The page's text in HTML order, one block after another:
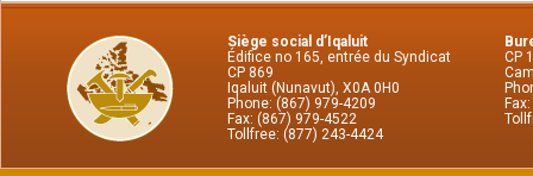
Siège social d’Iqaluit
Édifice no 165, entrée du Syndicat
CP 869
Iqaluit (Nunavut), X0A 0H0
Phone: (867) 979-4209
Fax: (867) 979-4522
Tollfree: (877) 243-4424
CP